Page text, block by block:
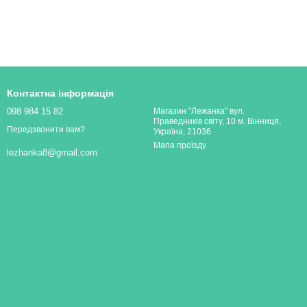
Контактна інформація
098 984 15 82
Передзвонити вам?
lezhanka8@gmail.com
Магазин "Лежанка" вул.
Праведників світу, 10 м. Вінниця,
Україна, 21036
Мапа проїзду